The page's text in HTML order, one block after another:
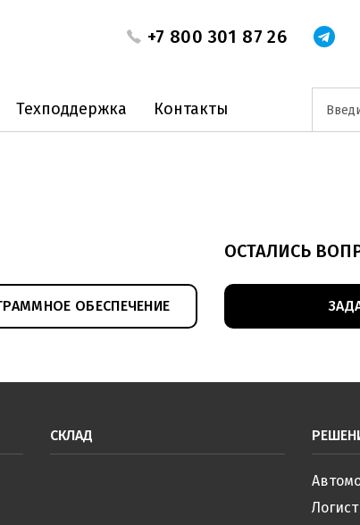
+7 800 301 87 26
Техподдержка Контакты
ОБЕСПЕЧЕНИЕ
ОСТАЛИСЬ
СКЛАД